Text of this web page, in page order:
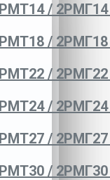
/
/
/
/
/
/